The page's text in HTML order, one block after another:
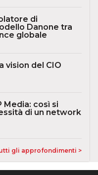
di
Danone tra
globale
vision del CIO
Media: così si
di un network
gli approfondimenti >